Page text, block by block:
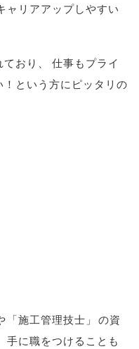
ャリアアップしやすい
おり 、
仕事もプライ
という方にピッタリの
「施工管理技士 」 の資
手に職をつけることも